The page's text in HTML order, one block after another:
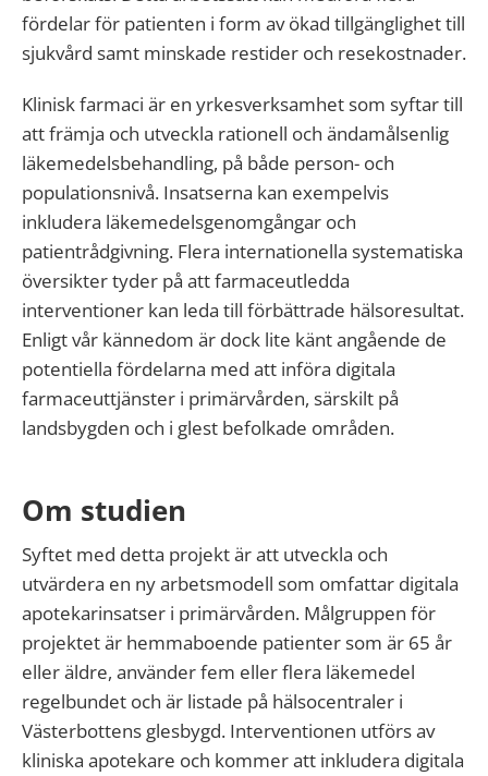
fördelar för patienten i form av ökad tillgänglighet till
sjukvård samt minskade restider och resekostnader.
Klinisk farmaci är en yrkesverksamhet som syftar till
att främja och utveckla rationell och ändamålsenlig
läkemedelsbehandling, på både person- och
populationsnivå. Insatserna kan exempelvis
inkludera läkemedelsgenomgångar och
patientrådgivning. Flera internationella systematiska
översikter tyder på att farmaceutledda
interventioner kan leda till förbättrade hälsoresultat.
Enligt vår kännedom är dock lite känt angående de
potentiella fördelarna med att införa digitala
farmaceuttjänster i primärvården, särskilt på
landsbygden och i glest befolkade områden.
Om studien
Syftet med detta projekt är att utveckla och
utvärdera en ny arbetsmodell som omfattar digitala
apotekarinsatser i primärvården. Målgruppen för
projektet är hemmaboende patienter som är 65 år
eller äldre, använder fem eller flera läkemedel
regelbundet och är listade på hälsocentraler i
Västerbottens glesbygd. Interventionen utförs av
kliniska apotekare och kommer att inkludera digitala